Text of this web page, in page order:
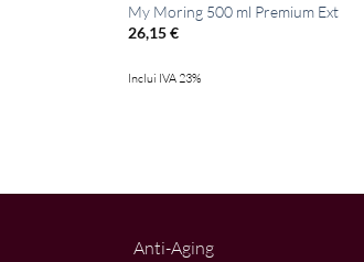
My Moring 500 ml Premium Ext
26,15€
Inclui IVA 23%
Anti-Aging